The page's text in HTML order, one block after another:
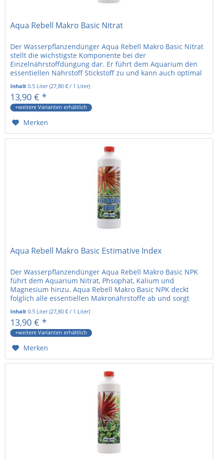
Aqua Rebell Makro Basic Nitrat
Der Wasserpflanzendünger Aqua Rebell Makro Basic Nitrat
stellt die wichstigste Komponente bei der
Einzelnährstoffdüngung dar. Er führt dem Aquarium den
essentiellen Nährstoff Stickstoff zu und kann auch optimal
Inhalt0.5 Liter(27,80 € / 1 Liter)
13,90 € *
+weitere Varianten erhältlich
Merken
Aqua Rebell Makro Basic Estimative Index
Der Wasserpflanzendünger Aqua Rebell Makro Basic NPK
führt dem Aquarium Nitrat, Phsophat, Kalium und
Magnesium hinzu. Aqua Rebell Makro Basic NPK deckt
folglich alle essentiellen Makronährstoffe ab und sorgt
Inhalt0.5 Liter(27,80 € / 1 Liter)
13,90 € *
+weitere Varianten erhältlich
Merken